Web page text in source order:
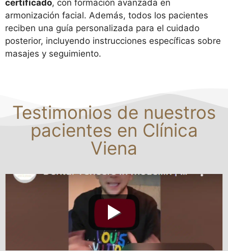
certificado, con formación avanzada en
armonización facial. Además, todos los pacientes
reciben una guía personalizada para el cuidado
posterior, incluyendo instrucciones específicas sobre
masajes y seguimiento.
Testimonios de nuestros
pacientes en Clínica
Viena